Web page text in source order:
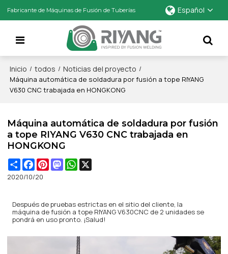
Fabricante de Máquinas de Fusión de Tuberías Español
Inicio / todos / Noticias del proyecto /
Máquina automática de soldadura por fusión a tope RIYANG
V630 CNC trabajada en HONGKONG
Máquina automática de soldadura por fusión
a tope RIYANG V630 CNC trabajada en
HONGKONG
ShareFacebook
PinterestMastodonWhatsApp
2020/10/20
Después de pruebas estrictas en el sitio del cliente, la
máquina de fusión a tope RIYANG V630CNC de 2 unidades se
pondrá en uso pronto. ¡Salud!